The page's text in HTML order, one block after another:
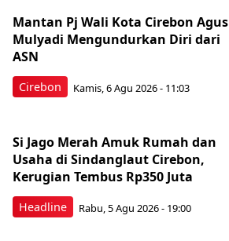
Cirebon
Mantan Pj Wali Kota Cirebon Agus
Mulyadi Mengundurkan Diri dari
ASN
Kamis, 6 Agu 2026 - 11:03
Headline
Si Jago Merah Amuk Rumah dan
Usaha di Sindanglaut Cirebon,
Kerugian Tembus Rp350 Juta
Rabu, 5 Agu 2026 - 19:00